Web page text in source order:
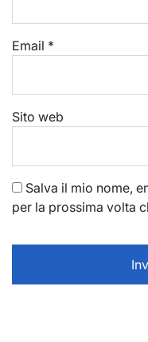
Email *
Sito web
Salva il mio nome,
per la prossima volta